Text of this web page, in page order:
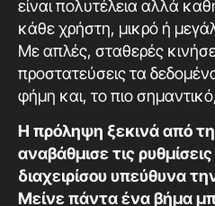
είναι πολυτέλεια αλλά
κάθε χρήστη, μικρό ή
Με απλές, σταθερές
προστατεύσεις τα
φήμη και, το πιο
Η πρόληψη ξεκινά από
αναβάθμισε τις
διαχειρίσου υπεύθυνα
Μείνε πάντα ένα βήμα